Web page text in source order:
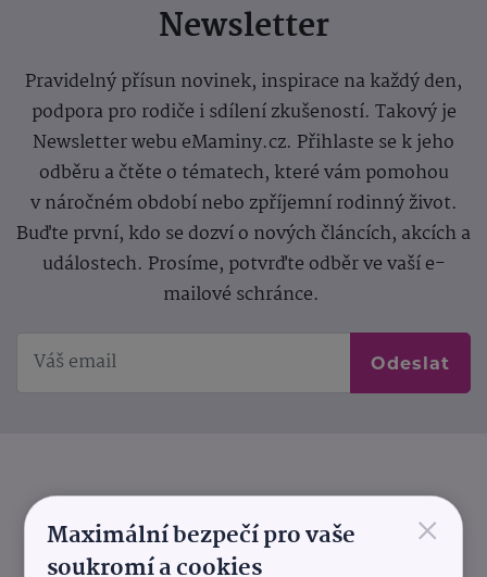
Newsletter
Pravidelný přísun novinek, inspirace na každý den,
podpora pro rodiče i sdílení zkušeností. Takový je
Newsletter webu eMaminy.cz. Přihlaste se k jeho
odběru a čtěte o tématech, které vám pomohou
v náročném období nebo zpříjemní rodinný život.
Buďte první, kdo se dozví o nových článcích, akcích a
událostech. Prosíme, potvrďte odběr ve vaší e-
mailové schránce.
Odeslat
×
Maximální bezpečí pro vaše
soukromí a cookies